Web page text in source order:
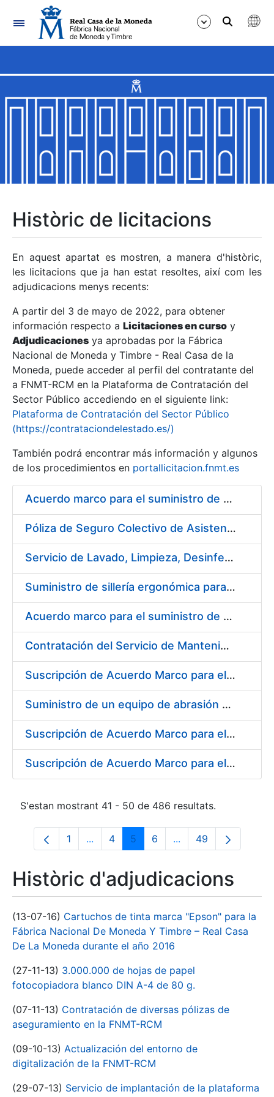
Navegació
Mostra/Amaga
Mostra/Amaga
Mostra/Amaga
Mostra/Amaga
Mostra/Amaga
Mostra/Amaga
Històric de licitacions
En aquest apartat es mostren, a manera d'històric,
les licitacions que ja han estat resoltes, així com les
adjudicacions menys recents:
A partir del 3 de mayo de 2022, para obtener
información respecto a Licitaciones en curso y
Adjudicaciones ya aprobadas por la Fábrica
Nacional de Moneda y Timbre - Real Casa de la
Moneda, puede acceder al perfil del contratante del
a FNMT-RCM en la Plataforma de Contratación del
Sector Público accediendo en el siguiente link:
Plataforma de Contratación del Sector Público
(https://contrataciondelestado.es/)
También podrá encontrar más información y algunos
de los procedimientos en portallicitacion.fnmt.es
Acuerdo marco para el suministro de material de droguería y limpieza a la FNMT-RCM
Póliza de Seguro Colectivo de Asistencia Sanitaria
Servicio de Lavado, Limpieza, Desinfección y Descontaminación de la ropa de trabajo del personal de la FNMT-RCM de Madrid
Suministro de sillería ergonómica para la FNMT-RCM
Acuerdo marco para el suministro de material de fontanería y aire acondicionado
Contratación del Servicio de Mantenimiento de Carretillas Transportadoras-elevadoras
Suscripción de Acuerdo Marco para el Suministro de Material de Filtración
Suministro de un equipo de abrasión para ensayos de laboratorio
Suscripción de Acuerdo Marco para el Suministro de Material de Neumática
Suscripción de Acuerdo Marco para el Suministro de Material de Ferretería de la Entidad Pública Empresarial Fábrica Nacional de Moneda y Timbre-Real Casa de la Moneda
S'estan mostrant 41 - 50 de 486 resultats.
Pàgina
1 ...Pàgines intermèdies Utilitzeu TAB per
Pàgina
4 Pàgina
5 Pàgina
6 ...Pàgines intermèdies
Pàgina
49
Històric d'adjudicacions
(13-07-16) Cartuchos de tinta marca "Epson" para la
Fábrica Nacional De Moneda Y Timbre – Real Casa
De La Moneda durante el año 2016
(27-11-13) 3.000.000 de hojas de papel
fotocopiadora blanco DIN A-4 de 80 g.
(07-11-13) Contratación de diversas pólizas de
aseguramiento en la FNMT-RCM
(09-10-13) Actualización del entorno de
digitalización de la FNMT-RCM
(29-07-13) Servicio de implantación de la plataforma